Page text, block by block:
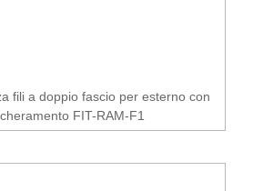
fili a doppio fascio per esterno con
FIT-RAM-F1